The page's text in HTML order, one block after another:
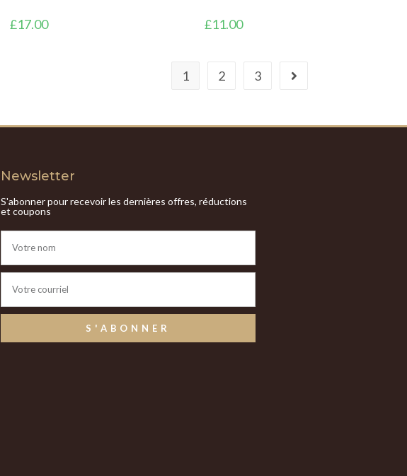
£17.00 £11.00
1 2 3
Newsletter
S'abonner pour recevoir les dernières offres, réductions
et coupons
S'ABONNER